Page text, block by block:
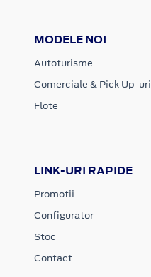
MODELE NOI
Autoturisme
Comerciale & Pick Up-uri
Flote
LINK-URI RAPIDE
Promotii
Configurator
Stoc
Contact